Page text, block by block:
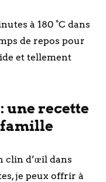
à 180 °C dans
de repos pour
et tellement
une recette
clin d’œil dans
je peux offrir à